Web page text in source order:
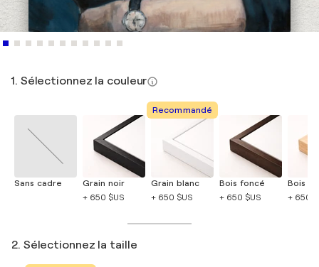
1. Sélectionnez la couleur
Sans cadre
Grain noir
+ 650 $US
Recommandé
Grain blanc
+ 650 $US
Bois foncé
+ 650 $US
Bois
+ 650
2. Sélectionnez la taille